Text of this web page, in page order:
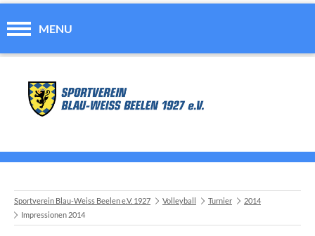
MENU
Sportverein Blau-Weiss Beelen e.V. 1927 Volleyball Turnier
2014
Impressionen 2014